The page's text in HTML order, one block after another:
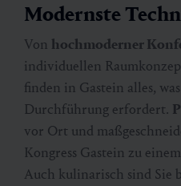
Modernste
Von hochmoderner
individuellen
finden in Gastein alles,
Durchführung erfordert.
vor Ort und
Kongress Gastein zu
Auch kulinarisch sind Sie